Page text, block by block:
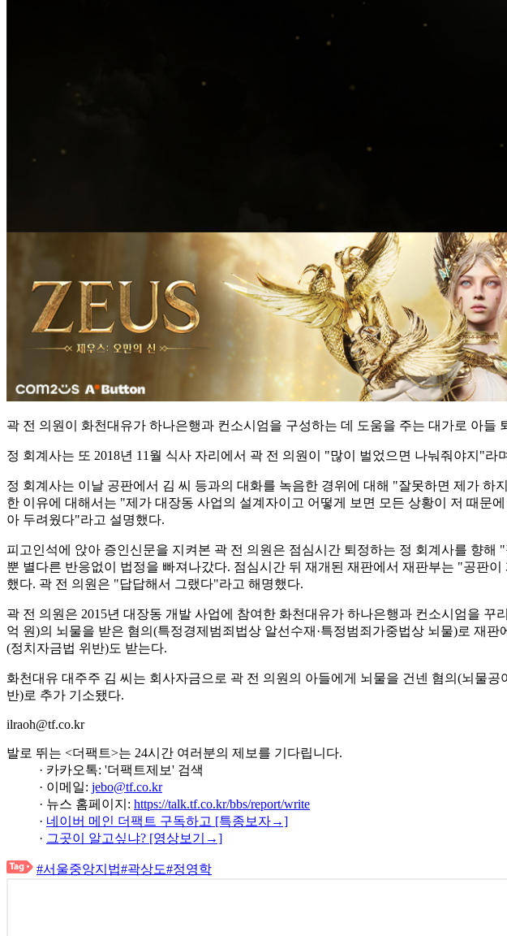
곽 전 의원이 화천대유가 하나은행과 컨소시엄을 구성하는 데 도움을 주는 대가로 아
정 회계사는 또 2018년 11월 식사 자리에서 곽 전 의원이 "많이 벌었으면 나눠줘야지"
정 회계사는 이날 공판에서 김 씨 등과의 대화를 녹음한 경위에 대해 "잘못하면 제가
한 이유에 대해서는 "제가 대장동 사업의 설계자이고 어떻게 보면 모든 상황이 저 때
아 두려웠다"라고 설명했다.
피고인석에 앉아 증인신문을 지켜본 곽 전 의원은 점심시간 퇴정하는 정 회계사를 향
뿐 별다른 반응없이 법정을 빠져나갔다. 점심시간 뒤 재개된 재판에서 재판부는 "공판
했다. 곽 전 의원은 "답답해서 그랬다"라고 해명했다.
곽 전 의원은 2015년 대장동 개발 사업에 참여한 화천대유가 하나은행과 컨소시엄을
억 원)의 뇌물을 받은 혐의(특정경제범죄법상 알선수재·특정범죄가중법상 뇌물)로 재
(정치자금법 위반)도 받는다.
화천대유 대주주 김 씨는 회사자금으로 곽 전 의원의 아들에게 뇌물을 건넨 혐의(뇌물
반)로 추가 기소됐다.
ilraoh@tf.co.kr
발로 뛰는 <더팩트>는 24시간 여러분의 제보를 기다립니다.
· 카카오톡: '더팩트제보' 검색
· 이메일: jebo@tf.co.kr
· 뉴스 홈페이지: https://talk.tf.co.kr/bbs/report/write
· 네이버 메인 더팩트 구독하고 [특종보자→]
· 그곳이 알고싶냐? [영상보기→]
#서울중앙지법#곽상도#정영학